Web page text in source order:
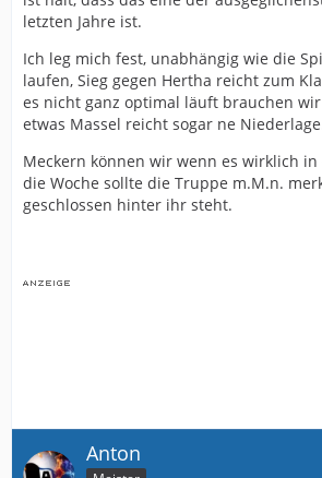
letzten Jahre ist.
Ich leg mich fest, unabhängig wie die
laufen, Sieg gegen Hertha reicht zum
es nicht ganz optimal läuft brauchen
etwas Massel reicht sogar ne
Meckern können wir wenn es wirklich in
die Woche sollte die Truppe m.M.n.
geschlossen hinter ihr steht.
Anton